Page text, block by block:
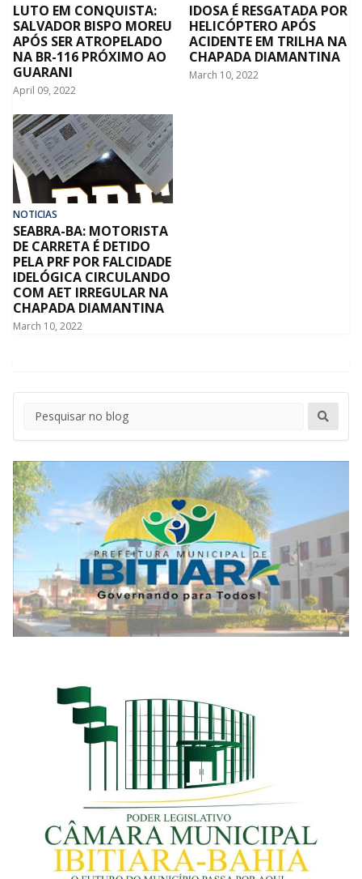
LUTO EM CONQUISTA:
SALVADOR BISPO MOREU
APÓS SER ATROPELADO
NA BR-116 PRÓXIMO AO
GUARANI
April 09, 2022
IDOSA É RESGATADA POR
HELICÓPTERO APÓS
ACIDENTE EM TRILHA NA
CHAPADA DIAMANTINA
March 10, 2022
NOTICIAS
SEABRA-BA: MOTORISTA
DE CARRETA É DETIDO
PELA PRF POR FALCIDADE
IDELÓGICA CIRCULANDO
COM AET IRREGULAR NA
CHAPADA DIAMANTINA
March 10, 2022